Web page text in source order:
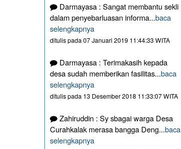
Darmayasa : Sangat membantu sekli
dalam penyebarluasan informa...baca
selengkapnya
ditulis pada 07 Januari 2019 11:44:33 WITA
Darmayasa : Terimakasih kepada
desa sudah memberikan fasilitas...baca
selengkapnya
ditulis pada 13 Desember 2018 11:33:07 WITA
Zahiruddin : Sy sbagai warga Desa
Curahkalak merasa bangga Deng...baca
selengkapnya